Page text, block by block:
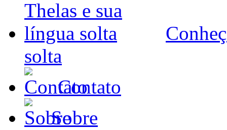
solta
Contato
Sobre